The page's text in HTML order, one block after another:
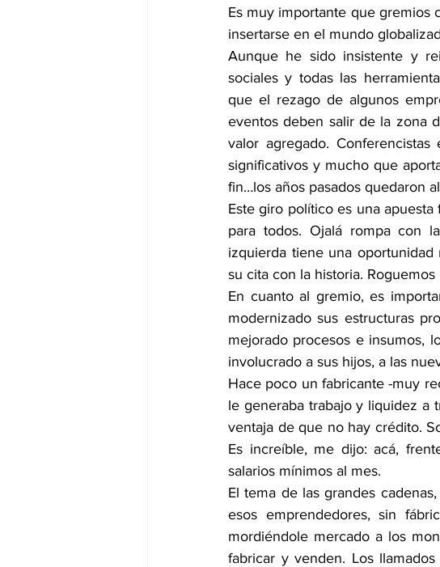
Es muy importante que gremios
insertarse en el mundo
Aunque he sido insistente y
sociales y todas las
que el rezago de algunos
eventos deben salir de la zona
valor agregado.
significativos y mucho que
fin…los años pasados quedaron
Este giro político es una
para todos. Ojalá rompa con
izquierda tiene una oportunidad
su cita con la historia.
En cuanto al gremio, es
modernizado sus estructuras
mejorado procesos e insumos,
involucrado a sus hijos, a las
Hace poco un fabricante -muy
le generaba trabajo y liquidez a
ventaja de que no hay crédito.
Es increíble, me dijo: acá,
salarios mínimos al mes.
El tema de las grandes
esos emprendedores, sin
mordiéndole mercado a los
fabricar y venden. Los